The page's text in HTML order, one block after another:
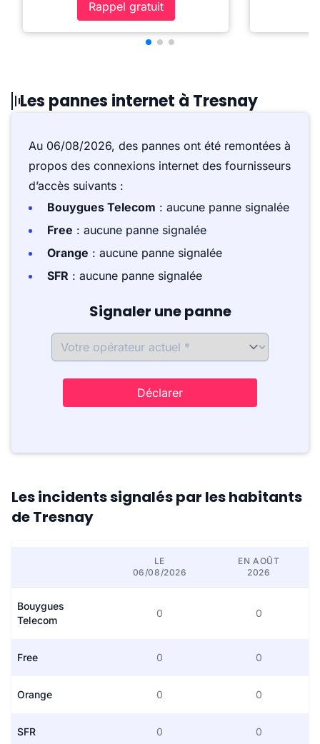
Rappel gratuit
Les pannes internet à Tresnay
Au 06/08/2026, des pannes ont été remontées à
propos des connexions internet des fournisseurs
d’accès suivants :
Bouygues Telecom : aucune panne signalée
Free : aucune panne signalée
Orange : aucune panne signalée
SFR : aucune panne signalée
Signaler une panne
Déclarer
Les incidents signalés par les habitants
de Tresnay
LE
06/08/2026
EN AOÛT
2026
Bouygues
Telecom
0 0
Free 0 0
Orange 0 0
SFR 0 0